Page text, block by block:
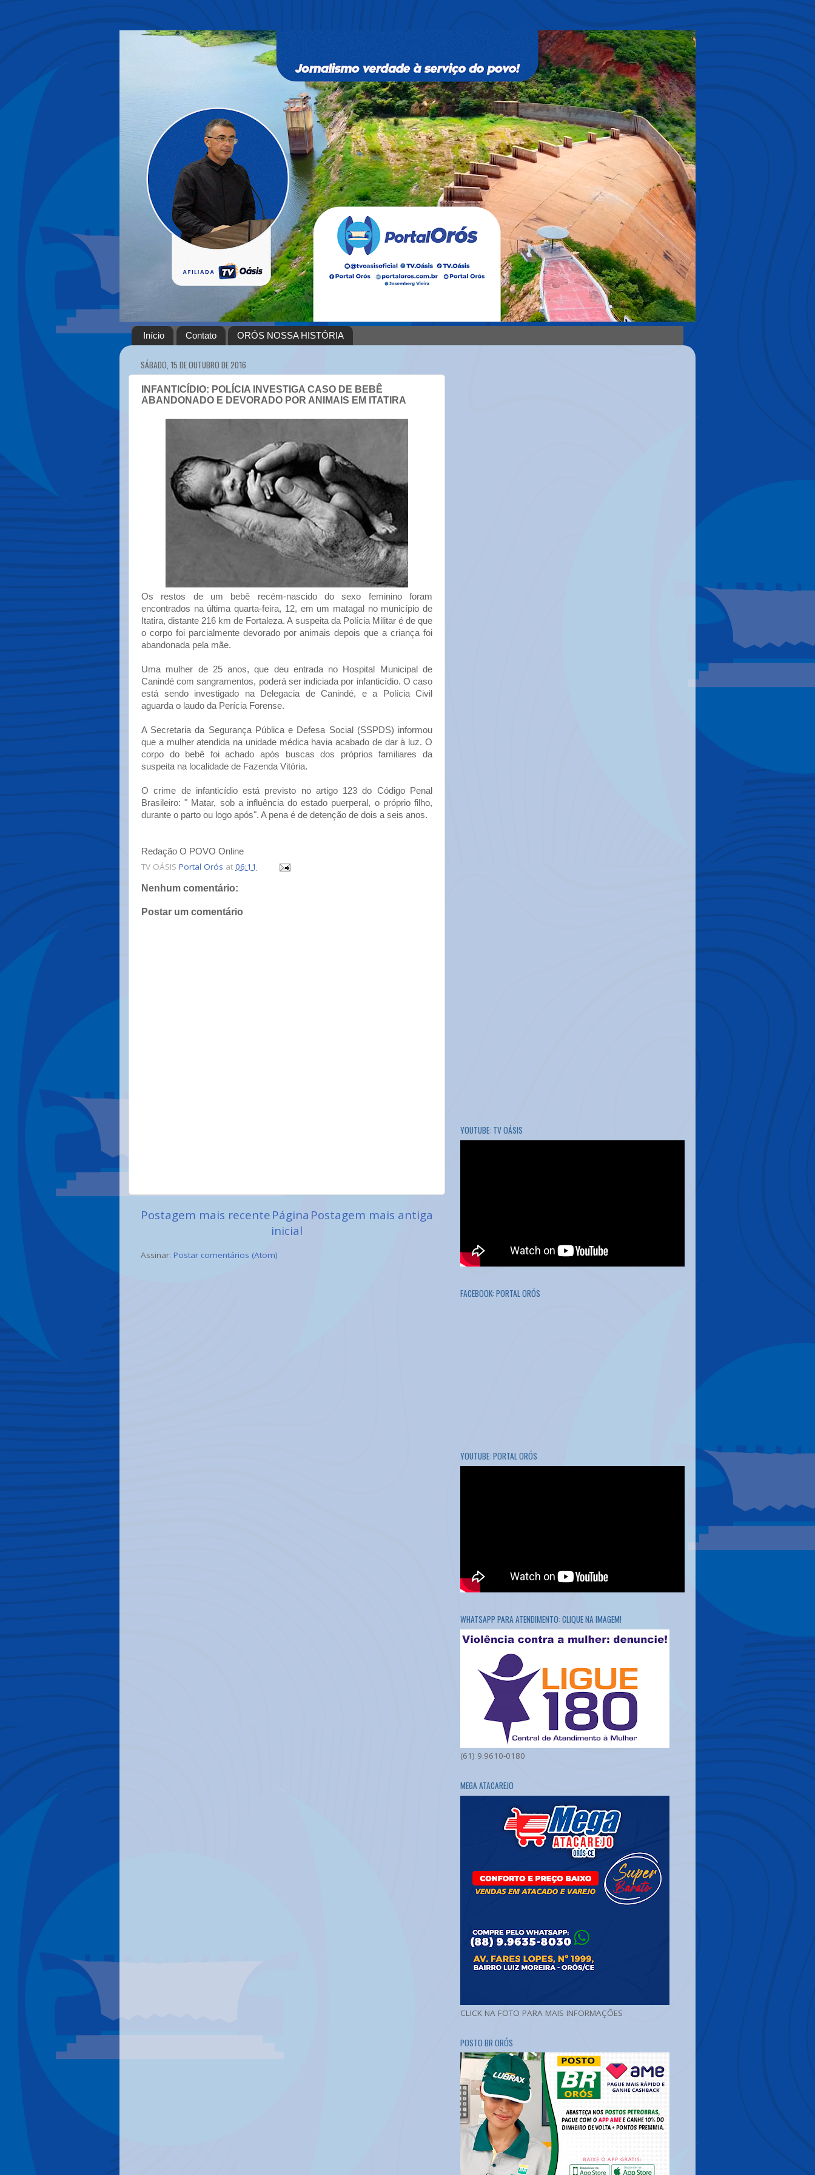
Início Contato ORÓS NOSSA HISTÓRIA
SÁBADO, 15 DE OUTUBRO DE 2016
INFANTICÍDIO: POLÍCIA INVESTIGA CASO DE BEBÊ
ABANDONADO E DEVORADO POR ANIMAIS EM ITATIRA
Os restos de um bebê recém-nascido do sexo feminino foram
encontrados na última quarta-feira, 12, em um matagal no município de
Itatira, distante 216 km de Fortaleza. A suspeita da Polícia Militar é de que
o corpo foi parcialmente devorado por animais depois que a criança foi
abandonada pela mãe.
Uma mulher de 25 anos, que deu entrada no Hospital Municipal de
Canindé com sangramentos, poderá ser indiciada por infanticídio. O caso
está sendo investigado na Delegacia de Canindé, e a Polícia Civil
aguarda o laudo da Perícia Forense.
A Secretaria da Segurança Pública e Defesa Social (SSPDS) informou
que a mulher atendida na unidade médica havia acabado de dar à luz. O
corpo do bebê foi achado após buscas dos próprios familiares da
suspeita na localidade de Fazenda Vitória.
O crime de infanticídio está previsto no artigo 123 do Código Penal
Brasileiro: " Matar, sob a influência do estado puerperal, o próprio filho,
durante o parto ou logo após". A pena é de detenção de dois a seis anos.
Redação O POVO Online
TV OÁSIS Portal Orós at 06:11
Nenhum comentário:
Postar um comentário
Postagem mais recente Postagem mais antiga
Página
inicial
Assinar: Postar comentários (Atom)
YOUTUBE: TV OÁSIS
FACEBOOK: PORTAL ORÓS
YOUTUBE: PORTAL ORÓS
WHATSAPP PARA ATENDIMENTO: CLIQUE NA IMAGEM!
(61) 9.9610-0180
MEGA ATACAREJO
CLICK NA FOTO PARA MAIS INFORMAÇÕES
POSTO BR ORÓS